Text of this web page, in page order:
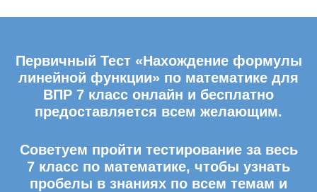
Первичный Тест «Нахождение формулы
линейной функции» по математике для
ВПР 7 класс онлайн и бесплатно
предоставляется всем желающим.
Советуем пройти тестирование за весь
7 класс по математике, чтобы узнать
пробелы в знаниях по всем темам и